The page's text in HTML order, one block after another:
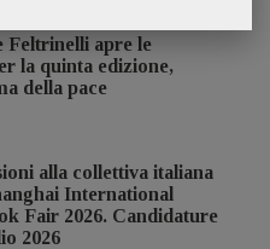
Feltrinelli apre le
la quinta edizione,
della pace
alla collettiva italiana
International
Fair 2026. Candidature
2026